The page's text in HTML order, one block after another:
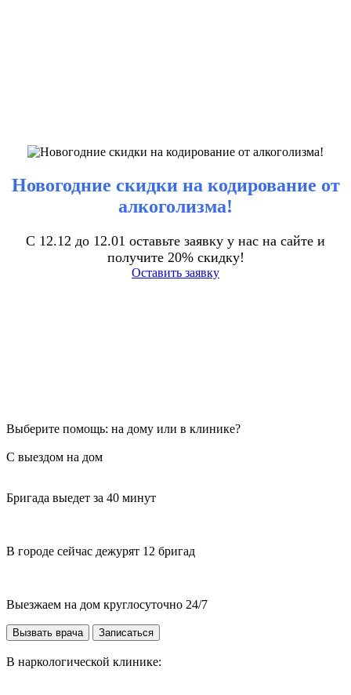
Новогодние скидки на кодирование от
алкоголизма!
С 12.12 до 12.01 оставьте заявку у нас на сайте и
получите 20% скидку!
Оставить заявку
Выберите помощь: на дому или в клинике?
С выездом на дом
Бригада выедет за 40 минут
В городе сейчас дежурят 12 бригад
Выезжаем на дом круглосуточно 24/7
Вызвать врача Записаться
В наркологической клинике: